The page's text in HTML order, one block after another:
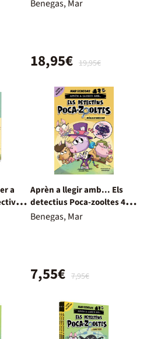
Benegas, Mar
19,95€
18,95€
a
Aprèn a llegir amb... Els
detectius Poca-zooltes 4.
Màgia d'unicorn
Benegas, Mar
7,95€
7,55€